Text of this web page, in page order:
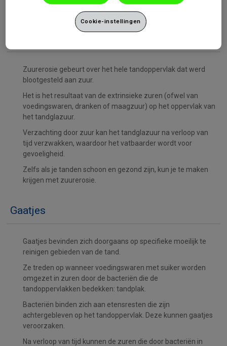
Zuurerosie gebeurt over het hele tandoppervlak dat werd
blootgesteld aan zuur.
Het is het resultaat van de extrinsieke zuren (ofwel van
voedingswaren, dranken of maagzuur) op het oppervlak van
het tandglazuur.
Verzachting door zuur kan het tandglazuur na verloop van
tijd verzwakken, waardoor het vatbaarder wordt voor
gevoeligheid.
Zelfs als je tanden schoon en gezond zijn, kun je te maken
krijgen met zuurerosie.
Gaatjes
Gaatjes bevinden zich doorgaans op specifieke moeilijk te
reinigen gebieden van de tand.
Ze treden op wanneer voedingswaren met suiker worden
omgezet in zuren door de bacteriën die de
tandoppervlakken bedekken: tandplak.
Bacteriën binden zich aan etensresten die zijn
achtergebleven op het tandoppervlak. Deze kunnen gaatjes
veroorzaken.
Na verloop van tijd kunnen de zuren die door bacteriën in
Cookie-instellingen